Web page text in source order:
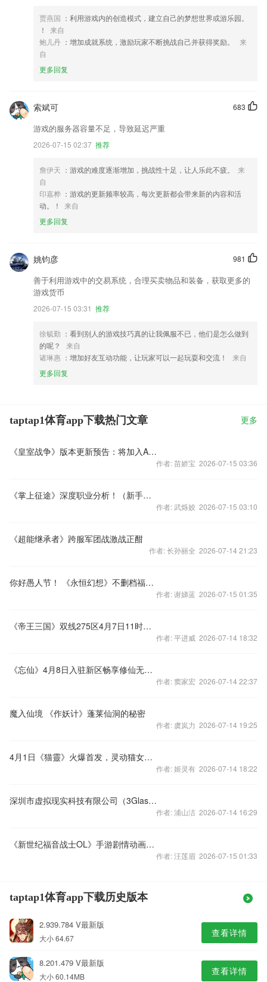
贾燕国 ：利用游戏内的创造模式，建立自己的梦想世界或游乐园。
！
来自
鲍儿丹 ：增加成就系统，激励玩家不断挑战自己并获得奖励。
来
自
更多回复
683
索斌可
游戏的服务器容量不足，导致延迟严重
2026-07-15 02:37 推荐
詹伊天 ：游戏的难度逐渐增加，挑战性十足，让人乐此不疲。
来
自
印嘉桦 ：游戏的更新频率较高，每次更新都会带来新的内容和活
动。！
来自
更多回复
981
姚钧彦
善于利用游戏中的交易系统，合理买卖物品和装备，获取更多的
游戏货币
2026-07-15 03:31 推荐
徐毓勤 ：看到别人的游戏技巧真的让我佩服不已，他们是怎么做到
的呢？
来自
诸琳惠 ：增加好友互动功能，让玩家可以一起玩耍和交流！
来自
更多回复
taptap1体育app下载热门文章 更多
《皇室战争》版本更新预告：将加入A4传奇卡牌
作者: 苗娇宝 2026-07-15 03:36
《掌上征途》深度职业分析！（新手必看）
作者: 武烁姣 2026-07-15 03:10
《超能继承者》跨服军团战激战正酣
作者: 长孙丽全 2026-07-14 21:23
你好愚人节！ 《永恒幻想》不删档福利大盘点！
作者: 谢娣蓝 2026-07-15 01:35
《帝王三国》双线275区4月7日11时火爆开启！
作者: 平进威 2026-07-14 18:32
《忘仙》4月8日入驻新区畅享修仙无限好礼
作者: 窦家宏 2026-07-14 22:37
魔入仙境 《作妖计》蓬莱仙洞的秘密
作者: 虞岚力 2026-07-14 19:25
4月1日《猫靈》火爆首发，灵动猫女等你来拯救
作者: 姬灵有 2026-07-14 18:22
深圳市虚拟现实科技有限公司（3Glasses）将于2016年eSmart展会大放异彩
作者: 浦山洁 2026-07-14 16:29
《新世纪福音战士OL》手游剧情动画曝光 11年经典燃血再现
作者: 汪莲眉 2026-07-15 01:33
taptap1体育app下载历史版本
2.939.784 V最新版
大小 64.67 查看详情
8.201.479 V最新版
大小 60.14MB 查看详情